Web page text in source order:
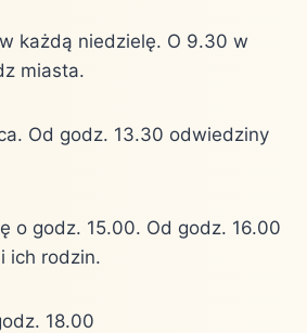
każdą niedzielę. O 9.30 w
miasta.
Od godz. 13.30 odwiedziny
o godz. 15.00. Od godz. 16.00
ich rodzin.
18.00